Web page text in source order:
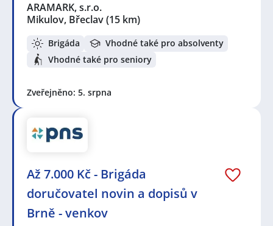
ARAMARK, s.r.o.
Mikulov, Břeclav(15 km)
Brigáda
Vhodné také pro absolventy
Vhodné také pro seniory
Zveřejněno: 5. srpna
Až 7.000 Kč - Brigáda
doručovatel novin a dopisů v
Brně - venkov